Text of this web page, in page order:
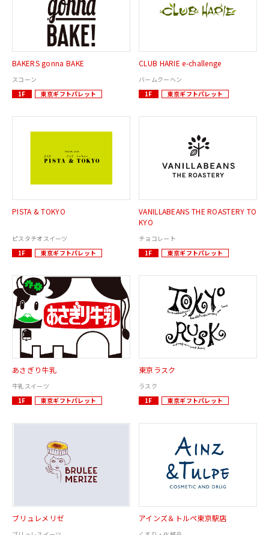
BAKERS gonna BAKE
スコーン
1F
東京ギフトパレット
CLUB HARIE e-challenge
バームクーヘン
1F
東京ギフトパレット
PISTA & TOKYO
ピスタチオスイーツ
1F
東京ギフトパレット
VANILLABEANS THE ROASTERY TO
KYO
チョコレート
1F
東京ギフトパレット
あさぎり牛乳
牛乳スイーツ
1F
東京ギフトパレット
東京ラスク
ラスク
1F
東京ギフトパレット
ブリュレメリゼ アインズ＆トルペ東京駅店